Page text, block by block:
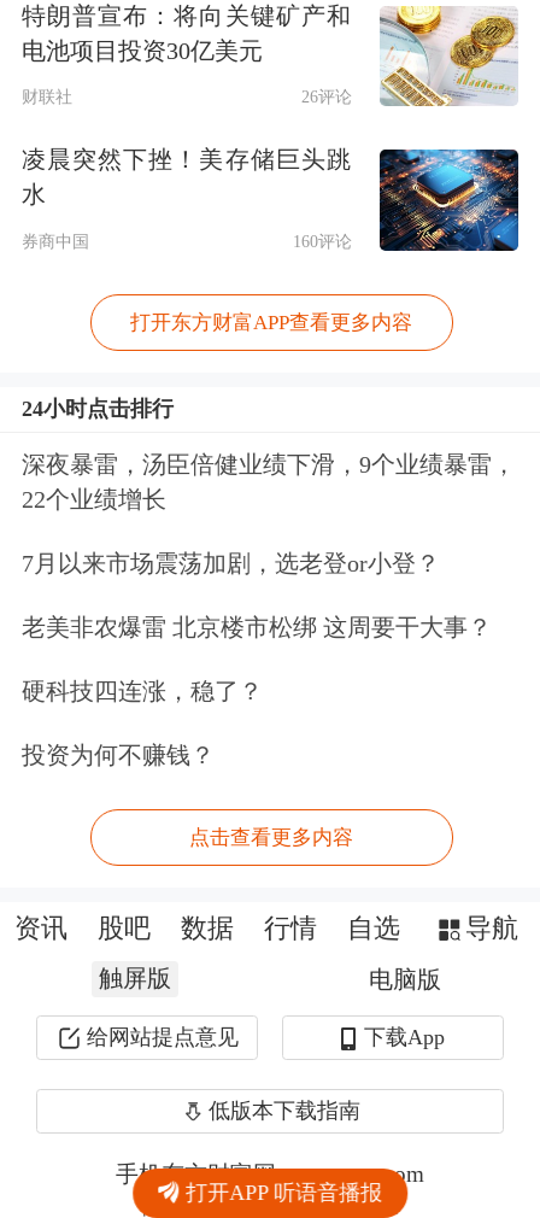
特朗普宣布：将向关键矿产和
电池项目投资30亿美元
财联社 26评论
凌晨突然下挫！美存储巨头跳
水
券商中国 160评论
打开东方财富APP查看更多内容
24小时点击排行
深夜暴雷，汤臣倍健业绩下滑，9个业绩暴雷，
22个业绩增长
7月以来市场震荡加剧，选老登or小登？
老美非农爆雷 北京楼市松绑 这周要干大事？
硬科技四连涨，稳了？
投资为何不赚钱？
点击查看更多内容
打开APP 听语音播报
资讯 股吧 数据 行情 自选 导航
触屏版 电脑版
给网站提点意见 下载App
低版本下载指南
手机东方财富网 eastmoney.com
网站备案号:沪ICP备05006054号-11